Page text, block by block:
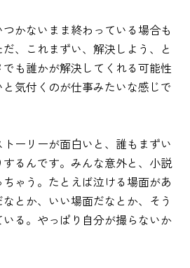
かないまま終わっている場合も
、これまずい、解決しよう、と
も誰かが解決してくれる可能性
気付くのが仕事みたいな感じで
ーリーが面白いと、誰もまずい
るんです。みんな意外と、小説
ゃう。たとえば泣ける場面があ
とか、いい場面だなとか、そう
る。やっぱり自分が撮らないか